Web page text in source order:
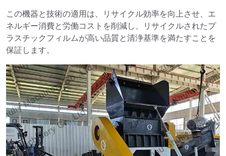
この機器と技術の適用は、リサイクル効率を向上させ、エ
ネルギー消費と労働コストを削減し、リサイクルされたプ
ラスチックフィルムが高い品質と清浄基準を満たすことを
保証します。